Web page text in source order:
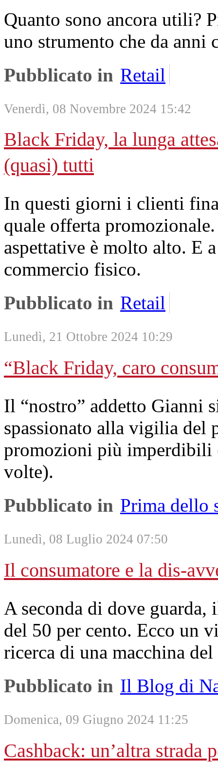
Quanto sono ancora utili?
uno strumento che da
Pubblicato in Retail
Venerdì, 08 Novembre 2024 15:42
Black Friday, la lunga
(quasi) tutti
In questi giorni i clienti
quale offerta
aspettative è molto alto. E
commercio fisico.
Pubblicato in Retail
Lunedì, 21 Ottobre 2024 10:29
“Black Friday, caro
Il “nostro” addetto Gianni
spassionato alla vigilia del
promozioni più imperdibili
volte).
Pubblicato in Prima dello
Lunedì, 08 Luglio 2024 07:50
Il consumatore e la dis-
A seconda di dove
del 50 per cento. Ecco un
ricerca di una macchina del
Pubblicato in Il Blog di
Domenica, 09 Giugno 2024 11:25
Cashback: un’altra